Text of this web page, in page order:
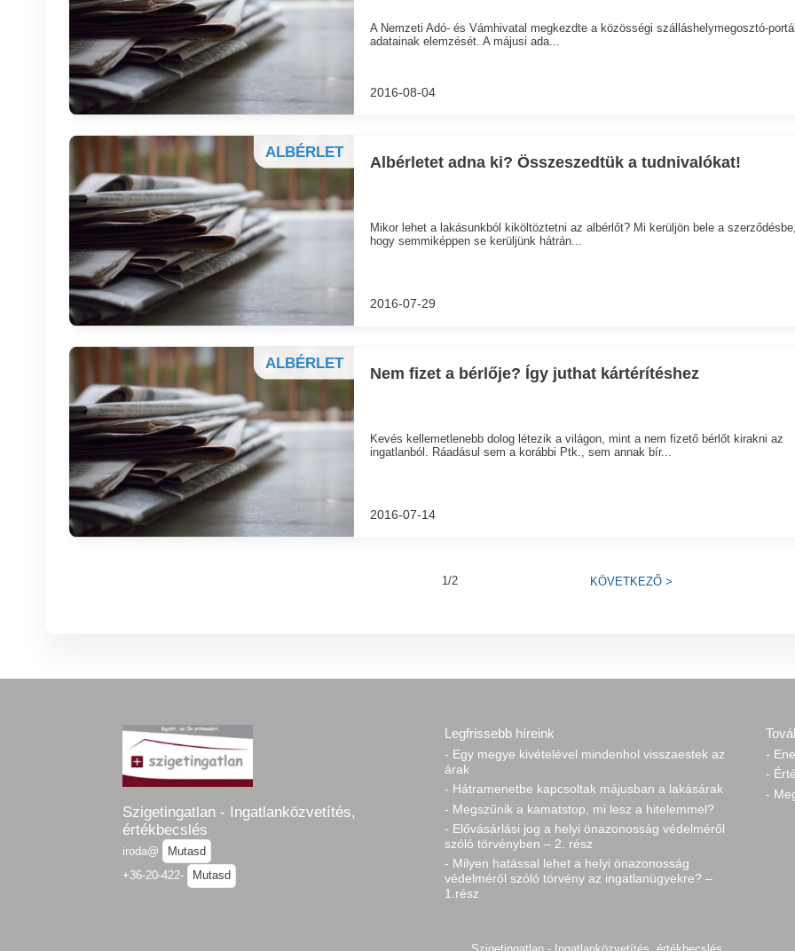
A Nemzeti Adó- és Vámhivatal megkezdte a közösségi szálláshelymegosztó-
adatainak elemzését. A májusi ada...
2016-08-04
ALBÉRLET
Albérletet adna ki? Összeszedtük a tudnivalókat!
Mikor lehet a lakásunkból kiköltöztetni az albérlőt? Mi kerüljön bele a
hogy semmiképpen se kerüljünk hátrán...
2016-07-29
ALBÉRLET
Nem fizet a bérlője? Így juthat kártérítéshez
Kevés kellemetlenebb dolog létezik a világon, mint a nem fizető bérlőt kirakni az
ingatlanból. Ráadásul sem a korábbi Ptk., sem annak bír...
2016-07-14
1/2 KÖVETKEZŐ>
Szigetingatlan - Ingatlanközvetítés,
értékbecslés
iroda@
Mutasd
+36-20-422-
Mutasd
Legfrissebb híreink
- Egy megye kivételével mindenhol visszaestek az
árak
- Hátramenetbe kapcsoltak májusban a lakásárak
- Megszűnik a kamatstop, mi lesz a hitelemmel?
- Elővásárlási jog a helyi önazonosság védelméről
szóló törvényben – 2. rész
- Milyen hatással lehet a helyi önazonosság
védelméről szóló törvény az ingatlanügyekre? –
1.rész
-
-
-